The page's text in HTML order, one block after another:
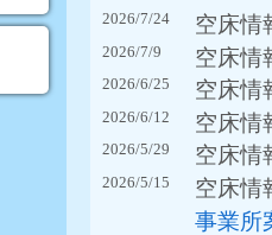
2026/7/24 空床情
2026/7/9 空床情
2026/6/25 空床情
2026/6/12 空床情
2026/5/29 空床情
2026/5/15
空床情
事業所